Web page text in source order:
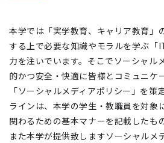
本学では「実学教育、キャリア教育」
する上で必要な知識やモラルを学ぶ「
力を注いでいます。そこでソーシャル
的かつ安全・快適に皆様とコミュニケ
「ソーシャルメディアポリシー」を策
ラインは、本学の学生・教職員を対象
関わるための基本マナーを記載したも
また本学が提供致しますソーシャルメ